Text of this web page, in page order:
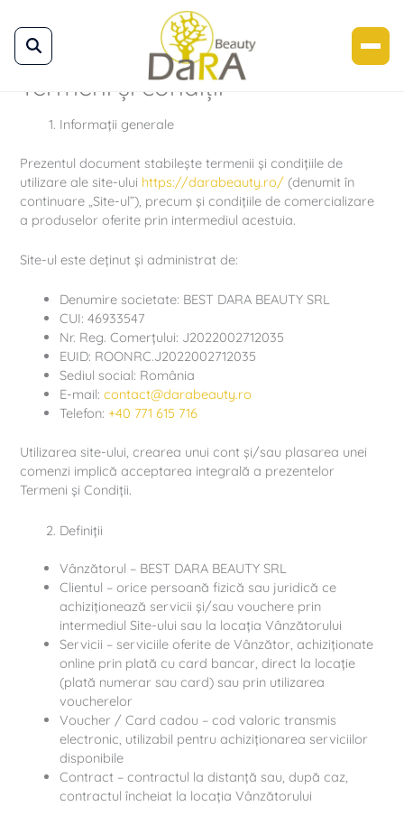
content
Termeni și condiții
Informații generale
Prezentul document stabilește termenii și condițiile de
utilizare ale site-ului https://darabeauty.ro/ (denumit în
continuare „Site-ul”), precum și condițiile de comercializare
a produselor oferite prin intermediul acestuia.
Site-ul este deținut și administrat de:
Denumire societate: BEST DARA BEAUTY SRL
CUI: 46933547
Nr. Reg. Comerțului: J2022002712035
EUID: ROONRC.J2022002712035
Sediul social: România
E-mail:contact@darabeauty.ro
Telefon:+40 771 615 716
Utilizarea site-ului, crearea unui cont și/sau plasarea unei
comenzi implică acceptarea integrală a prezentelor
Termeni și Condiții.
Definiții
Vânzătorul – BEST DARA BEAUTY SRL
Clientul – orice persoană fizică sau juridică ce
achiziționează servicii și/sau vouchere prin
intermediul Site-ului sau la locația Vânzătorului
Servicii – serviciile oferite de Vânzător, achiziționate
online prin plată cu card bancar, direct la locație
(plată numerar sau card) sau prin utilizarea
voucherelor
Voucher / Card cadou – cod valoric transmis
electronic, utilizabil pentru achiziționarea serviciilor
disponibile
Contract – contractul la distanță sau, după caz,
contractul încheiat la locația Vânzătorului